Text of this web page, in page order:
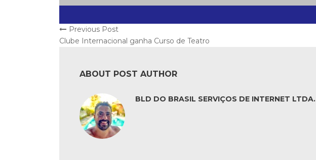
Previous Post
Clube Internacional ganha Curso de Teatro
ABOUT POST AUTHOR
BLD DO BRASIL SERVIÇOS DE INTERNET LTDA.